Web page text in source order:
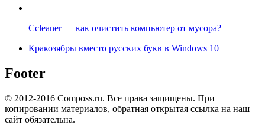
Ccleaner — как очистить компьютер от мусора?
Кракозябры вместо русских букв в Windows 10
Footer
© 2012-2016 Composs.ru. Все права защищены. При
копировании материалов, обратная открытая ссылка на наш
сайт обязательна.